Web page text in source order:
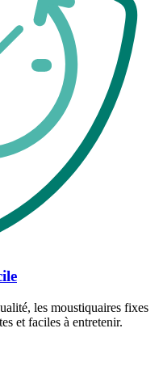
les moustiquaires fixes
et faciles à entretenir.